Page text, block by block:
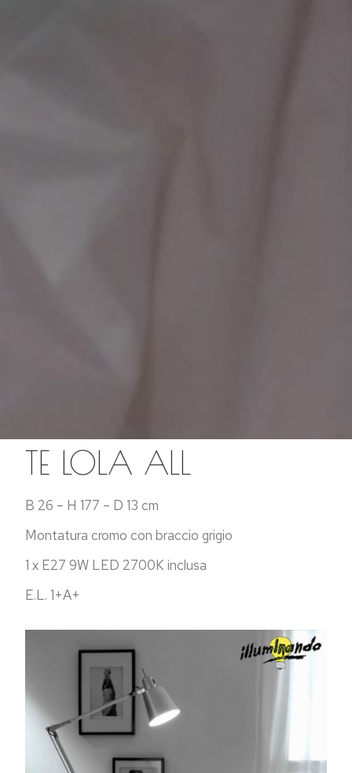
TE LOLA ALL
B 26 – H 177 – D 13 cm
Montatura cromo con braccio grigio
1 x E27 9W LED 2700K inclusa
E.L. 1+A+